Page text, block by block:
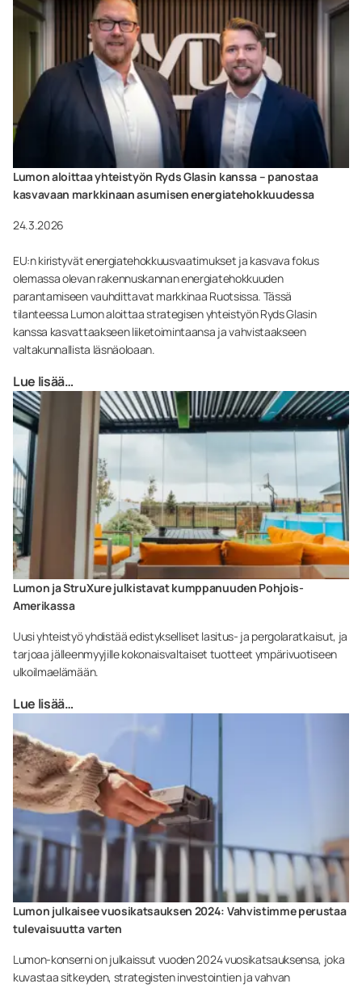
Lumon aloittaa yhteistyön Ryds Glasin kanssa – panostaa
kasvavaan markkinaan asumisen energiatehokkuudessa
24.3.2026
EU:n kiristyvät energiatehokkuusvaatimukset ja kasvava fokus
olemassa olevan rakennuskannan energiatehokkuuden
parantamiseen vauhdittavat markkinaa Ruotsissa. Tässä
tilanteessa Lumon aloittaa strategisen yhteistyön Ryds Glasin
kanssa kasvattaakseen liiketoimintaansa ja vahvistaakseen
valtakunnallista läsnäoloaan.
Lue lisää…
Lumon ja StruXure julkistavat kumppanuuden Pohjois-
Amerikassa
Uusi yhteistyö yhdistää edistykselliset lasitus- ja pergolaratkaisut, ja
tarjoaa jälleenmyyjille kokonaisvaltaiset tuotteet ympärivuotiseen
ulkoilmaelämään.
Lue lisää…
Lumon julkaisee vuosikatsauksen 2024: Vahvistimme perustaa
tulevaisuutta varten
Lumon-konserni on julkaissut vuoden 2024 vuosikatsauksensa, joka
kuvastaa sitkeyden, strategisten investointien ja vahvan